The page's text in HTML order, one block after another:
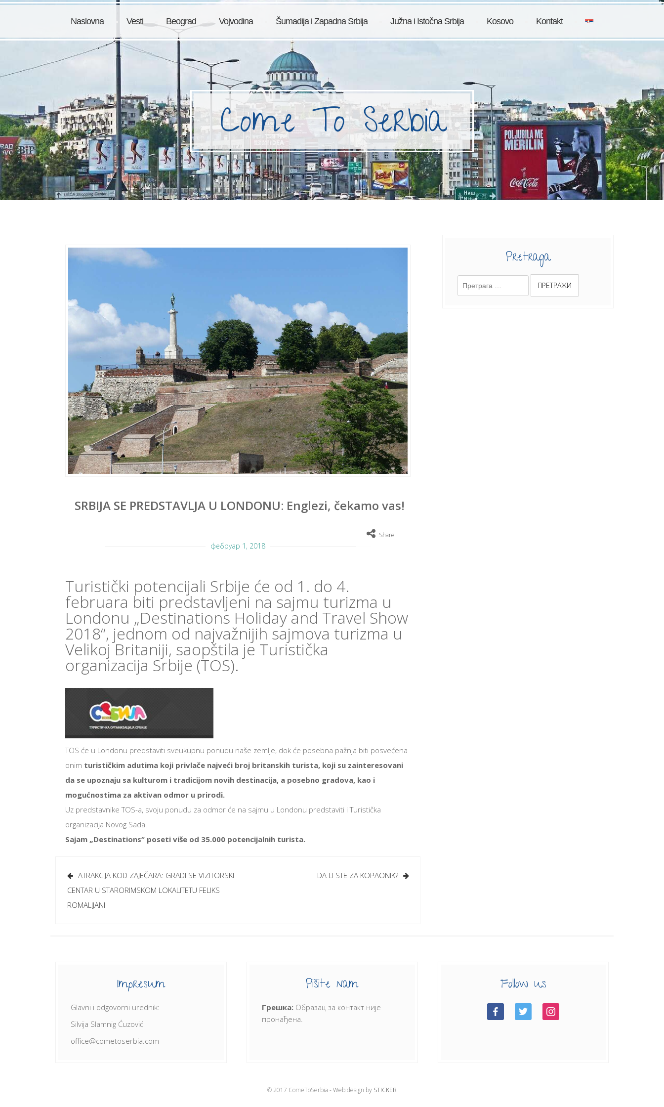
Naslovna Vesti Beograd Vojvodina Šumadija i Zapadna Srbija Južna i Istočna Srbija Kosovo Kontakt
Come To Serbia
Share
SRBIJA SE PREDSTAVLJA U LONDONU: Englezi, čekamo vas!
фебруар 1, 2018
Turistički potencijali Srbije će od 1. do 4.
februara biti predstavljeni na sajmu turizma u
Londonu „Destinations Holiday and Travel Show
2018“, jednom od najvažnijih sajmova turizma u
Velikoj Britaniji, saopštila je Turistička
organizacija Srbije (TOS).
TOS će u Londonu predstaviti sveukupnu ponudu naše zemlje, dok će posebna pažnja biti posvećena
onim turističkim adutima koji privlače najveći broj britanskih turista, koji su zainteresovani
da se upoznaju sa kulturom i tradicijom novih destinacija, a posebno gradova, kao i
mogućnostima za aktivan odmor u prirodi.
Uz predstavnike TOS-a, svoju ponudu za odmor će na sajmu u Londonu predstaviti i Turistička
organizacija Novog Sada.
Sajam „Destinations“ poseti više od 35.000 potencijalnih turista.
Кретање
чланка
ATRAKCIJA KOD ZAJEČARA: GRADI SE VIZITORSKI
CENTAR U STARORIMSKOM LOKALITETU FELIKS
ROMALIJANI
DA LI STE ZA KOPAONIK?
Pretraga
Impresum
Glavni i odgovorni urednik:
Silvija Slamnig Ćuzović
office@cometoserbia.com
Pišite nam
Грешка: Образац за контакт није
пронађена.
Follow us
© 2017 ComeToSerbia - Web design by STICKER